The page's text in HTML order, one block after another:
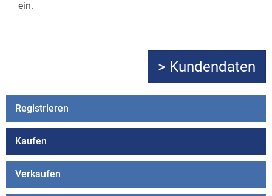
ein.
Registrieren
Kaufen
Verkaufen